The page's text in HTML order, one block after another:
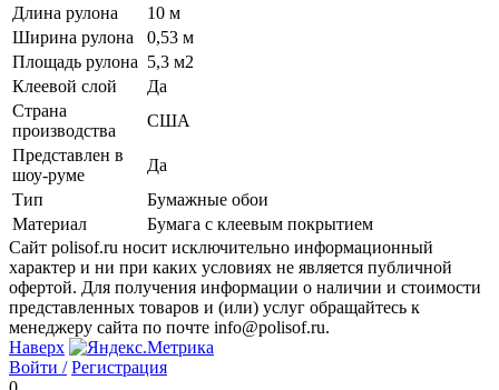
Длина рулона
10 м
Ширина рулона
0,53 м
Площадь рулона 5,3 м2
Клеевой слой
Да
Страна
производства
США
Представлен в
шоу-руме
Да
Тип
Бумажные обои
Материал
Бумага с клеевым покрытием
Сайт polisof.ru носит исключительно информационный
характер и ни при каких условиях не является публичной
офертой. Для получения информации о наличии и стоимости
представленных товаров и (или) услуг обращайтесь к
менеджеру сайта по почте info@polisof.ru.
Наверх
Войти / Регистрация